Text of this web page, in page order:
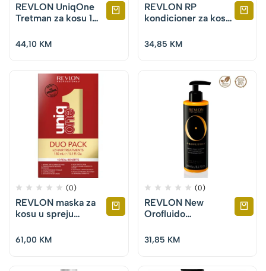
REVLON UniqOne
Tretman za kosu 150
44,10 KM
REVLON RP
kondicioner za kosu
Strengthening
Detangling
34,85 KM
(0)
REVLON maska za
kosu u spreju
ml+150 ml
61,00 KM
(0)
REVLON New
Orofluido
240 ml
31,85 KM